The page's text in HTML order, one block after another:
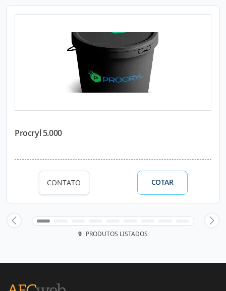
Procryl 5.000
CONTATO COTAR
9 PRODUTOS LISTADOS